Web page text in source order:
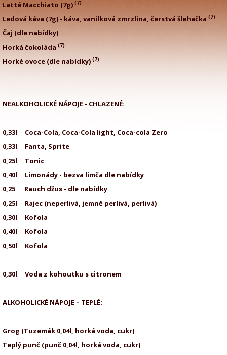
Latté Macchiato (7g) (7)
Ledová káva (7g) - káva, vanilková zmrzlina, čerstvá šlehačka (7)
Čaj (dle
Horká čokoláda (7)
Horké ovoce (dle nabídky) (7)
NEALKOHOLICKÉ NÁPOJE - CHLAZENÉ:
0,33l Coca-Cola, Coca-Cola light, Coca-
0,33l Fanta,
0,25l Tonic
0,40l Limonády - bezva limča dle nabídky
0,25 Rauch džus - dle nabídky
0,25l Rajec (neperlivá, jemně perlivá,
0,30l
0,40l Kofola
0,50l Kofola
0,30l Voda z kohoutku s citronem
ALKOHOLICKÉ NÁPOJE – TEPLÉ:
Grog (Tuzemák 0,04l, horká voda,
Teplý punč (punč 0,04l, horká voda, cukr)